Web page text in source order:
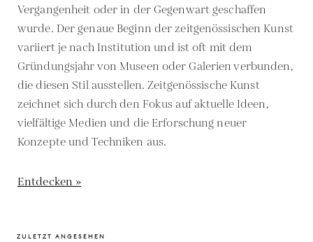
Vergangenheit oder in der Gegenwart geschaffen
wurde. Der genaue Beginn der zeitgenössischen Kunst
variiert je nach Institution und ist oft mit dem
Gründungsjahr von Museen oder Galerien verbunden,
die diesen Stil ausstellen. Zeitgenössische Kunst
zeichnet sich durch den Fokus auf aktuelle Ideen,
vielfältige Medien und die Erforschung neuer
Konzepte und Techniken aus.
Entdecken »
ZULETZT ANGESEHEN